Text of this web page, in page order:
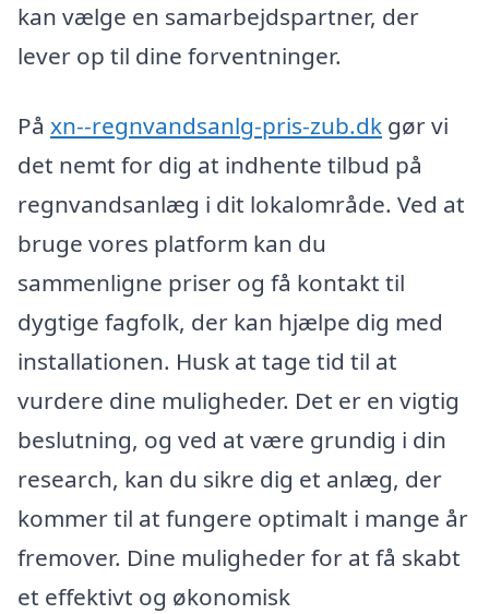
kan vælge en samarbejdspartner, der
lever op til dine forventninger.
På xn--regnvandsanlg-pris-zub.dk gør vi
det nemt for dig at indhente tilbud på
regnvandsanlæg i dit lokalområde. Ved at
bruge vores platform kan du
sammenligne priser og få kontakt til
dygtige fagfolk, der kan hjælpe dig med
installationen. Husk at tage tid til at
vurdere dine muligheder. Det er en vigtig
beslutning, og ved at være grundig i din
research, kan du sikre dig et anlæg, der
kommer til at fungere optimalt i mange år
fremover. Dine muligheder for at få skabt
et effektivt og økonomisk